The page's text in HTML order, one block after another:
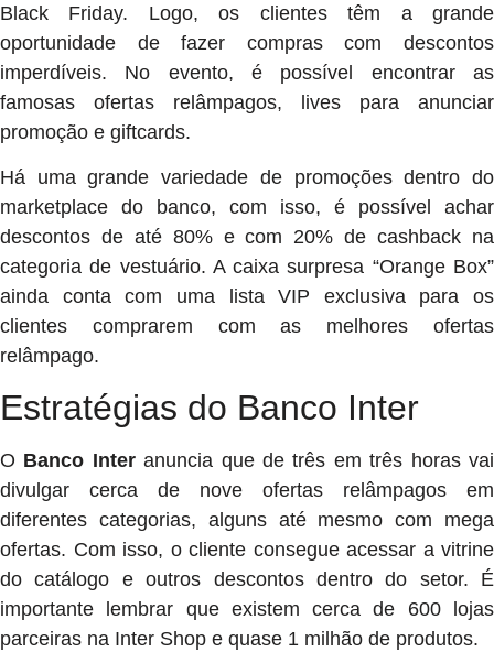
Black Friday. Logo, os clientes têm a grande
oportunidade de fazer compras com descontos
imperdíveis. No evento, é possível encontrar as
famosas ofertas relâmpagos, lives para anunciar
promoção e giftcards.
Há uma grande variedade de promoções dentro do
marketplace do banco, com isso, é possível achar
descontos de até 80% e com 20% de cashback na
categoria de vestuário. A caixa surpresa “Orange Box”
ainda conta com uma lista VIP exclusiva para os
clientes comprarem com as melhores ofertas
relâmpago.
Estratégias do Banco Inter
O Banco Interanuncia que de três em três horas vai
divulgar cerca de nove ofertas relâmpagos em
diferentes categorias, alguns até mesmo com mega
ofertas. Com isso, o cliente consegue acessar a vitrine
do catálogo e outros descontos dentro do setor. É
importante lembrar que existem cerca de 600 lojas
parceiras na Inter Shop e quase 1 milhão de produtos.